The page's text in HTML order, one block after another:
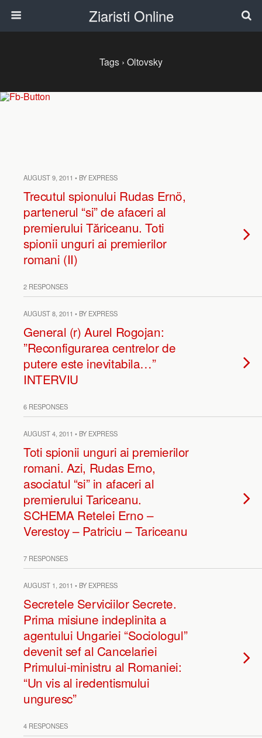
Ziaristi Online
Tags › Oltovsky
AUGUST 9, 2011 • BY EXPRESS
Trecutul spionului Rudas Ernö,
partenerul “si” de afaceri al
premierului Tăriceanu. Toti
spionii unguri ai premierilor
romani (II)
2 RESPONSES
AUGUST 8, 2011 • BY EXPRESS
General (r) Aurel Rogojan:
”Reconfigurarea centrelor de
putere este inevitabila…”
INTERVIU
6 RESPONSES
AUGUST 4, 2011 • BY EXPRESS
Toti spionii unguri ai premierilor
romani. Azi, Rudas Erno,
asociatul “si” in afaceri al
premierului Tariceanu.
SCHEMA Retelei Erno –
Verestoy – Patriciu – Tariceanu
7 RESPONSES
AUGUST 1, 2011 • BY EXPRESS
Secretele Serviciilor Secrete.
Prima misiune indeplinita a
agentului Ungariei “Sociologul”
devenit sef al Cancelariei
Primului-ministru al Romaniei:
“Un vis al iredentismului
unguresc”
4 RESPONSES